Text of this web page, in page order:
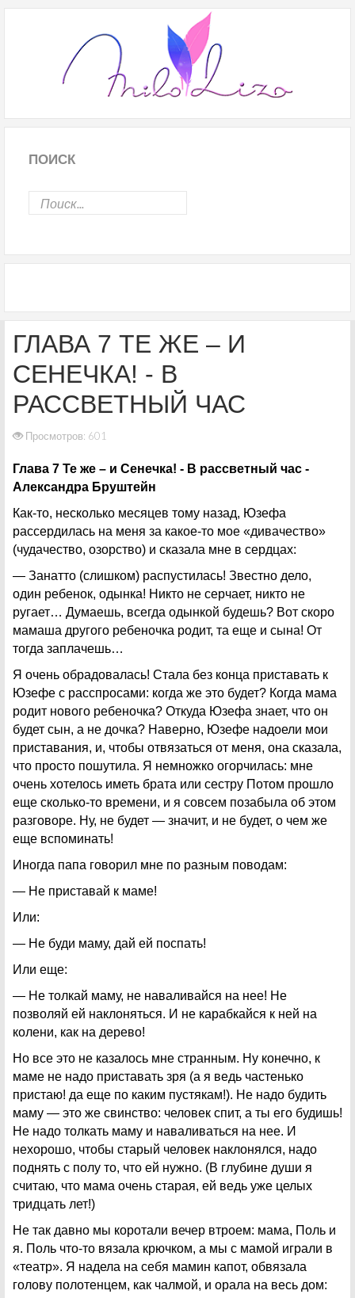
ПОИСК
ГЛАВА 7 ТЕ ЖЕ – И
СЕНЕЧКА! - В
РАССВЕТНЫЙ ЧАС
Просмотров: 601
Глава 7 Те же – и Сенечка! - В рассветный час -
Александра Бруштейн
Как-то, несколько месяцев тому назад, Юзефа
рассердилась на меня за какое-то мое «дивачество»
(чудачество, озорство) и сказала мне в сердцах:
— Занатто (слишком) распустилась! Звестно дело,
один ребенок, одынка! Никто не серчает, никто не
ругает… Думаешь, всегда одынкой будешь? Вот скоро
мамаша другого ребеночка родит, та еще и сына! От
тогда заплачешь…
Я очень обрадовалась! Стала без конца приставать к
Юзефе с расспросами: когда же это будет? Когда мама
родит нового ребеночка? Откуда Юзефа знает, что он
будет сын, а не дочка? Наверно, Юзефе надоели мои
приставания, и, чтобы отвязаться от меня, она сказала,
что просто пошутила. Я немножко огорчилась: мне
очень хотелось иметь брата или сестру Потом прошло
еще сколько-то времени, и я совсем позабыла об этом
разговоре. Ну, не будет — значит, и не будет, о чем же
еще вспоминать!
Иногда папа говорил мне по разным поводам:
— Не приставай к маме!
Или:
— Не буди маму, дай ей поспать!
Или еще:
— Не толкай маму, не наваливайся на нее! Не
позволяй ей наклоняться. И не карабкайся к ней на
колени, как на дерево!
Но все это не казалось мне странным. Ну конечно, к
маме не надо приставать зря (а я ведь частенько
пристаю! да еще по каким пустякам!). Не надо будить
маму — это же свинство: человек спит, а ты его будишь!
Не надо толкать маму и наваливаться на нее. И
нехорошо, чтобы старый человек наклонялся, надо
поднять с полу то, что ей нужно. (В глубине души я
считаю, что мама очень старая, ей ведь уже целых
тридцать лет!)
Не так давно мы коротали вечер втроем: мама, Поль и
я. Поль что-то вязала крючком, а мы с мамой играли в
«театр». Я надела на себя мамин капот, обвязала
голову полотенцем, как чалмой, и орала на весь дом: